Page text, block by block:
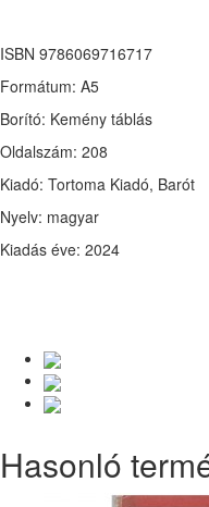
ISBN 9786069716717
Formátum: A5
Borító: Kemény táblás
Oldalszám: 208
Kiadó: Tortoma Kiadó, Barót
Nyelv: magyar
Kiadás éve: 2024
Hasonló